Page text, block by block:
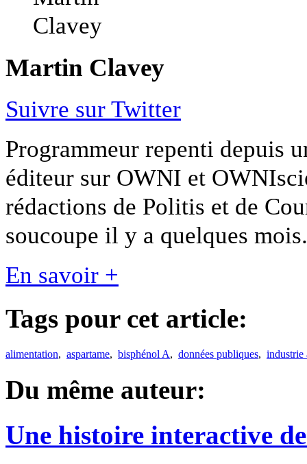
Martin Clavey
Suivre sur Twitter
Programmeur repenti depuis
éditeur sur OWNI et
rédactions de Politis et de
soucoupe il y a quelques
En savoir +
Tags pour cet article:
alimentation, aspartame, bisphénol A, données publiques, industrie
Du même auteur:
Une histoire interactive